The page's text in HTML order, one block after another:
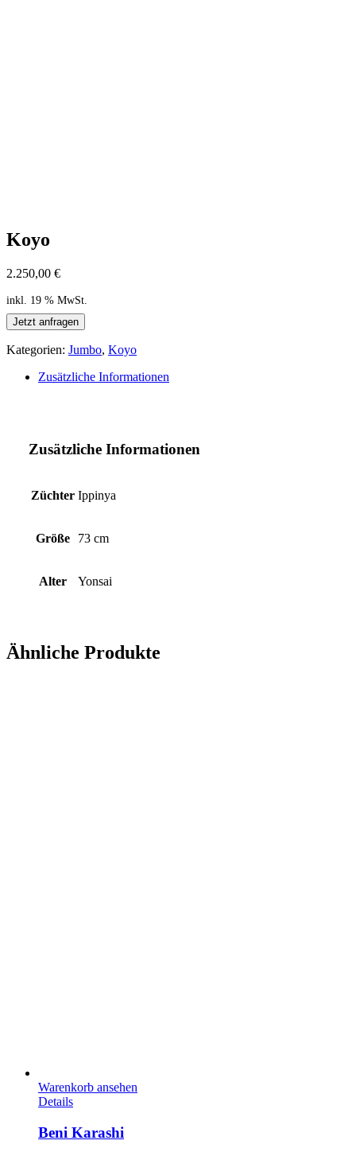
Koyo
2.250,00 €
inkl. 19 % MwSt.
Jetzt anfragen
Kategorien: Jumbo, Koyo
Zusätzliche Informationen
Zusätzliche Informationen
Züchter Ippinya
Größe 73 cm
Alter Yonsai
Ähnliche Produkte
Warenkorb ansehen
Details
Beni Karashi